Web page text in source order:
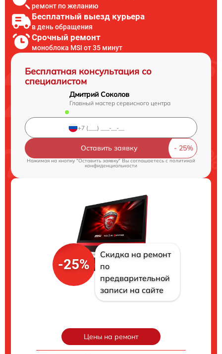
ремонт по желанию
Бесплатный выезд курьера
в день обращения
Срочный ремонт
моноблока MSI от 35 минут
Бесплатная консультация со
специалистом
Дмитрий Соколов
Главный мастер сервисного центра
Оставить заявку
Нажимая на кнопку "Оставить заявку" Вы соглашаетесь cполитикой
конфиденциальности
-25%
Скидка на ремонт
по
предварительной
записи на сайте
Цены на ремонт